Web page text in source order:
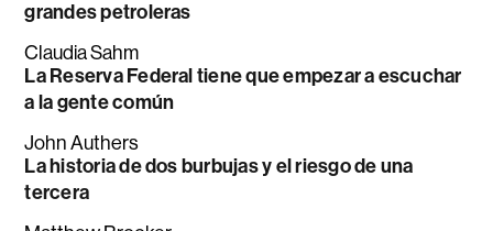
grandes petroleras
Claudia Sahm
La Reserva Federal tiene que empezar a escuchar
a la gente común
John Authers
La historia de dos burbujas y el riesgo de una
tercera